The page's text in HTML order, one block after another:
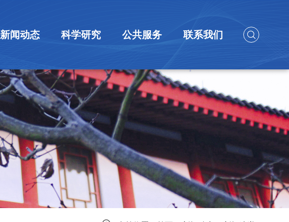
新闻动态
新闻速递
通知公告
科学研究
研究团队
科研成果
科研项目
公共服务
中国家庭大数据库
大型仪器共享服务
联系我们
联系方式